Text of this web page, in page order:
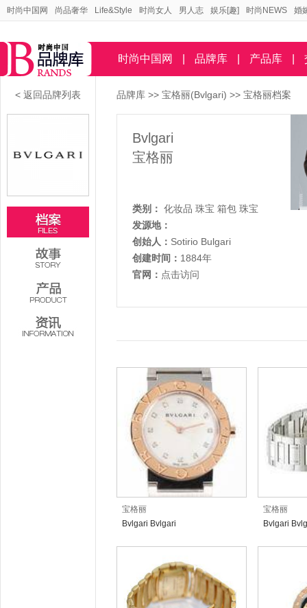
时尚中国网 尚品奢华 Life&Style 时尚女人 男人志 娱乐[趣] 时尚NEWS 婚
时尚中国网 品牌库 产品库
< 返回品牌列表 品牌库 >> 宝格丽(Bvlgari) >> 宝格丽档案
Bvlgari
宝格丽
类别： 化妆品 珠宝 箱包 珠宝
发源地：
创始人： Sotirio Bulgari
创建时间： 1884年
官网： 点击访问
宝格丽
Bvlgari Bvlgari
宝格丽
Bvlgari